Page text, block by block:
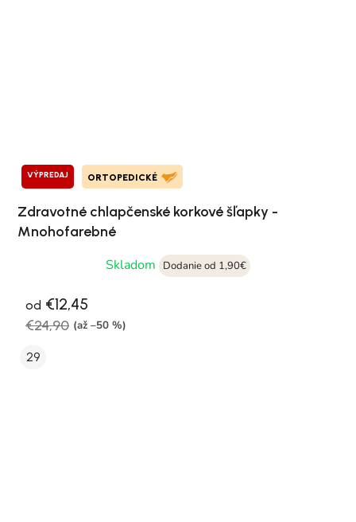
VÝPREDAJ ORTOPEDICKÉ
Zdravotné chlapčenské korkové šľapky -
Mnohofarebné
Skladom
Dodanie od 1,90€
od €12,45
€24,90 (až –50 %)
29